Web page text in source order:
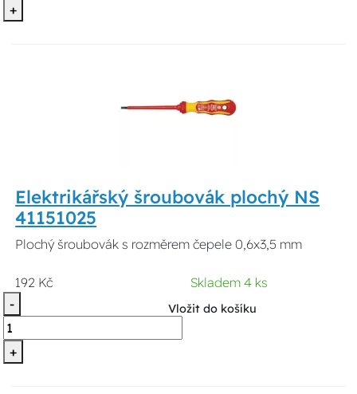
+
Elektrikářský šroubovák plochý NS
41151025
Plochý šroubovák s rozměrem čepele 0,6x3,5 mm
192 Kč
Skladem 4 ks
-
+
Vložit do košíku